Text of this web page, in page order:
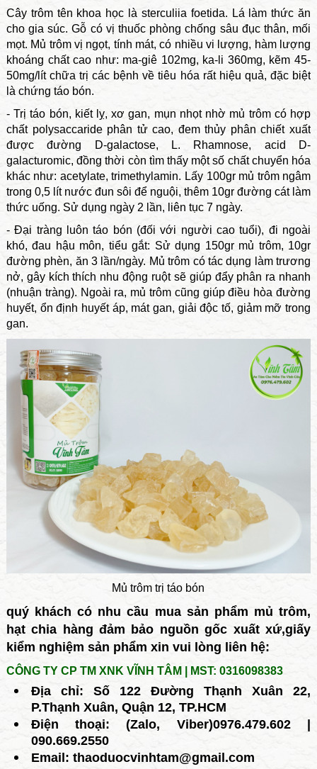
Cây trôm tên khoa học là sterculiia foetida. Lá làm thức ăn
cho gia súc. Gỗ có vị thuốc phòng chống sâu đục thân, mối
mọt. Mủ trôm vị ngọt, tính mát, có nhiều vi lượng, hàm lượng
khoáng chất cao như: ma-giê 102mg, ka-li 360mg, kẽm 45-
50mg/lít chữa trị các bệnh về tiêu hóa rất hiệu quả, đặc biệt
là chứng táo bón.
- Trị táo bón, kiết lỵ, xơ gan, mụn nhọt nhờ mủ trôm có hợp
chất polysaccaride phân tử cao, đem thủy phân chiết xuất
được đường D-galactose, L. Rhamnose, acid D-
galacturomic, đồng thời còn tìm thấy một số chất chuyển hóa
khác như: acetylate, trimethylamin. Lấy 100gr mủ trôm ngâm
trong 0,5 lít nước đun sôi để nguội, thêm 10gr đường cát làm
thức uống. Sử dụng ngày 2 lần, liên tục 7 ngày.
- Đại tràng luôn táo bón (đối với người cao tuổi), đi ngoài
khó, đau hậu môn, tiểu gắt: Sử dụng 150gr mủ trôm, 10gr
đường phèn, ăn 3 lần/ngày. Mủ trôm có tác dụng làm trương
nở, gây kích thích nhu động ruột sẽ giúp đẩy phân ra nhanh
(nhuận tràng). Ngoài ra, mủ trôm cũng giúp điều hòa đường
huyết, ổn định huyết áp, mát gan, giải độc tố, giảm mỡ trong
gan.
Mủ trôm trị táo bón
quý khách có nhu cầu mua sản phẩm mủ trôm,
hạt chia hàng đảm bảo nguồn gốc xuất xứ,giấy
kiểm nghiệm sản phẩm xin vui lòng liên hệ:
CÔNG TY CP TM XNK VĨNH TÂM | MST: 0316098383
Địa chỉ: Số 122 Đường Thạnh Xuân 22,
P.Thạnh Xuân, Quận 12, TP.HCM
Điện thoại: (Zalo, Viber)0976.479.602 |
090.669.2550
Email: thaoduocvinhtam@gmail.com